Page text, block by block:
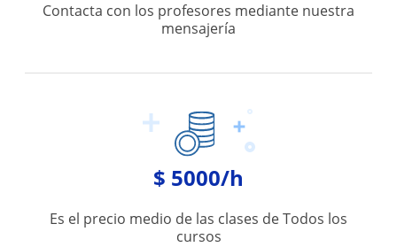
Contacta con los profesores mediante nuestra
mensajería
$ 5000/h
Es el precio medio de las clases de Todos los
cursos